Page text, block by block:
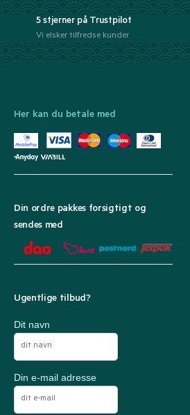
5 stjerner på Trustpilot
Vi elsker tilfredse kunder
Her kan du betale med
Din ordre pakkes forsigtigt og
sendes med
Ugentlige tilbud?
Dit navn
Din e-mail adresse